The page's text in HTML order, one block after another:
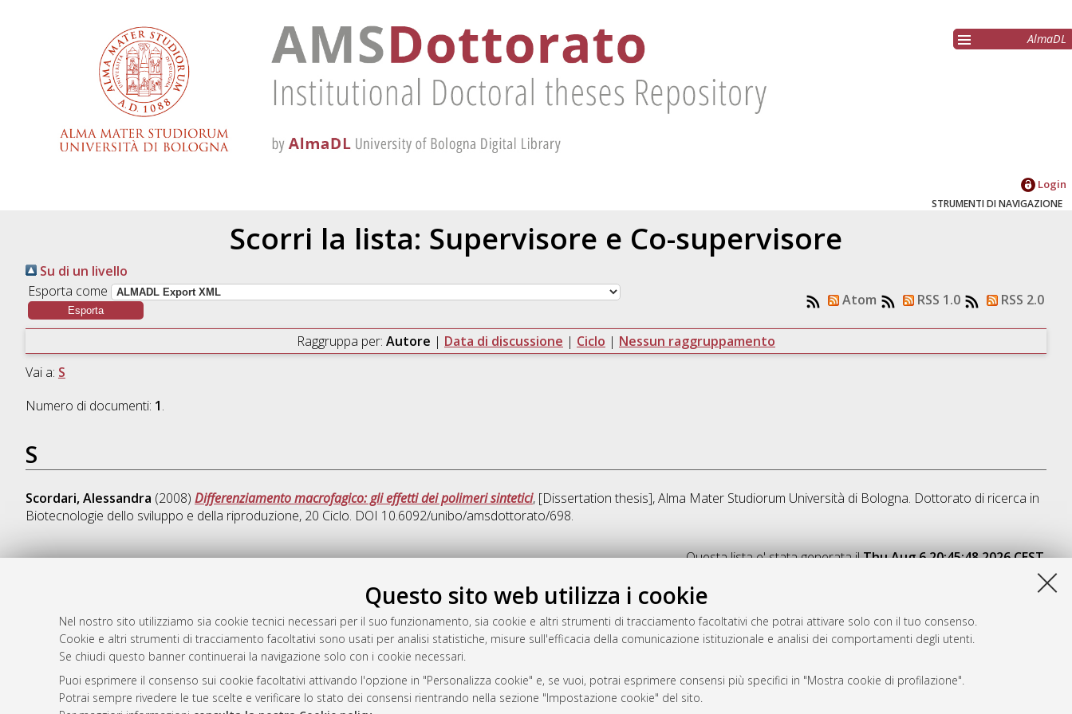
Questo sito web utilizza i cookie
Nel nostro sito utilizziamo sia cookie tecnici necessari per il suo funzionamento, sia cookie e altri strumenti di tracciamento facoltativi che potrai attivare solo con il tuo consenso.
Cookie e altri strumenti di tracciamento facoltativi sono usati per analisi statistiche, misure sull'efficacia della comunicazione istituzionale e analisi dei comportamenti degli utenti.
Se chiudi questo banner continuerai la navigazione solo con i cookie necessari.
Puoi esprimere il consenso sui cookie facoltativi attivando l'opzione in "Personalizza cookie" e, se vuoi, potrai esprimere consensi più specifici in "Mostra cookie di profilazione".
Potrai sempre rivedere le tue scelte e verificare lo stato dei consensi rientrando nella sezione "Impostazione cookie" del sito.
AlmaDL
Login
STRUMENTI DI NAVIGAZIONE
Scorri la lista: Supervisore e Co-supervisore
Su di un livello
Esporta come
Atom RSS 1.0 RSS 2.0
Raggruppa per: Autore | Data di discussione | Ciclo | Nessun raggruppamento
Vai a: S
Numero di documenti: 1.
S
Scordari, Alessandra (2008) Differenziamento macrofagico: gli effetti dei polimeri sintetici, [Dissertation thesis], Alma Mater Studiorum Università di Bologna. Dottorato di ricerca in
Biotecnologie dello sviluppo e della riproduzione, 20 Ciclo. DOI 10.6092/unibo/amsdottorato/698.
Questa lista e' stata generata ilThu Aug 6 20:45:48 2026 CEST.
Rss 1.0
Rss 2.0
AMS Dottorato
ISSN: 2038-7946
Servizio implementato e gestito daAlmaDL
Impostazioni Cookie
Informativa sulla privacy
Condizioni d’uso del sito